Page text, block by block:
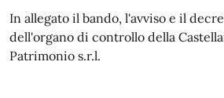
In allegato il bando, l'avviso e il
dell'organo di controllo della
Patrimonio s.r.l.